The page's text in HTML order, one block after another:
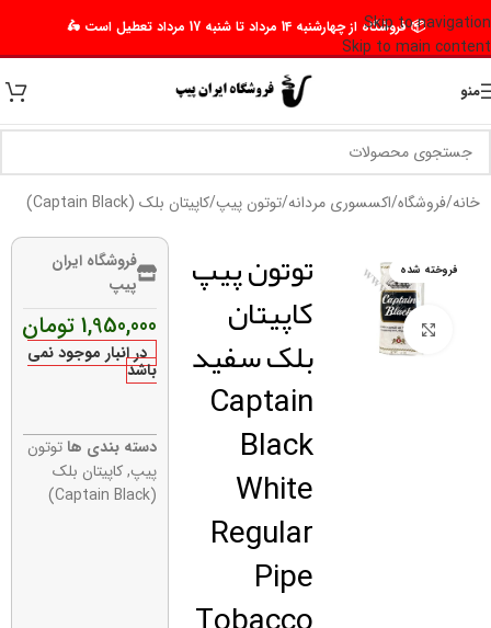
Skip to navigation
Skip to main content
📦 فروشگاه از چهارشنبه 14 مرداد تا شنبه 17 مرداد تعطیل است 🛵
منو
خانه/فروشگاه/اکسسوری مردانه/توتون پیپ/کاپیتان بلک (Captain Black)
فروخته شده
برای بزرگنمایی کلیک کنید
توتون پیپ
کاپیتان
بلک سفید
Captain
Black
White
Regular
Pipe
فروشگاه ایران
پیپ
1,950,000 تومان
در انبار موجود نمی
باشد
دسته بندی ها توتون
پیپ,کاپیتان بلک
(Captain Black)